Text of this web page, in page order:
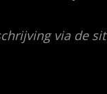
via de